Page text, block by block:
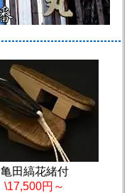
亀田縞花緒付
\17,500円～